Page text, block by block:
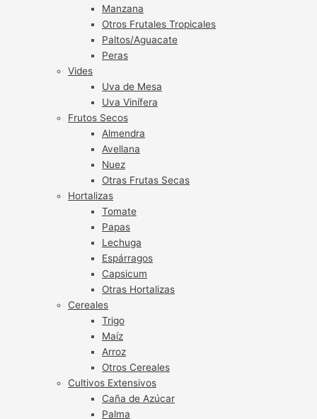
Manzana
Otros Frutales Tropicales
Paltos/Aguacate
Peras
Vides
Uva de Mesa
Uva Vinífera
Frutos Secos
Almendra
Avellana
Nuez
Otras Frutas Secas
Hortalizas
Tomate
Papas
Lechuga
Espárragos
Capsicum
Otras Hortalizas
Cereales
Trigo
Maíz
Arroz
Otros Cereales
Cultivos Extensivos
Caña de Azúcar
Palma